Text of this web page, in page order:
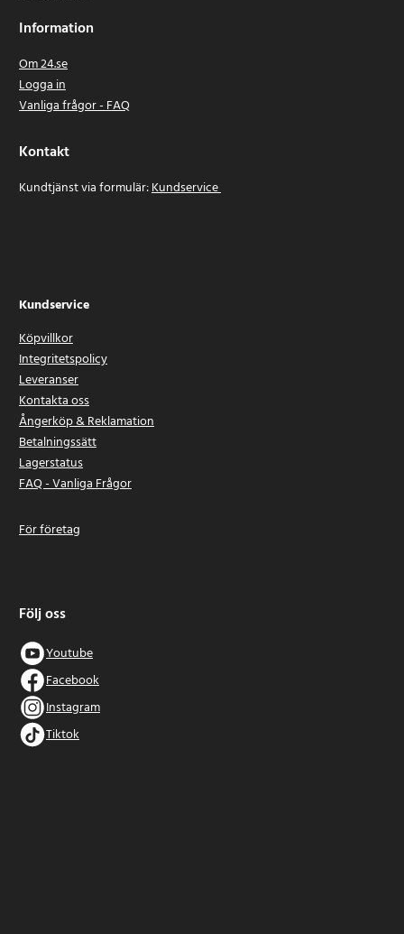
Information
Om 24.se
Logga in
Vanliga frågor - FAQ
Kontakt
Kundtjänst via formulär:Kundservice
Kundservice
Köpvillkor
Integritetspolicy
Leveranser
Kontakta oss
Ångerköp & Reklamation
Betalningssätt
Lagerstatus
FAQ - Vanliga Frågor
För företag
Följ oss
Youtube
Facebook
Instagram
Tiktok